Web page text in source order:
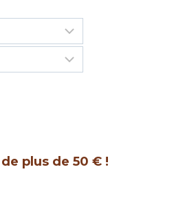
plus de 50 € !